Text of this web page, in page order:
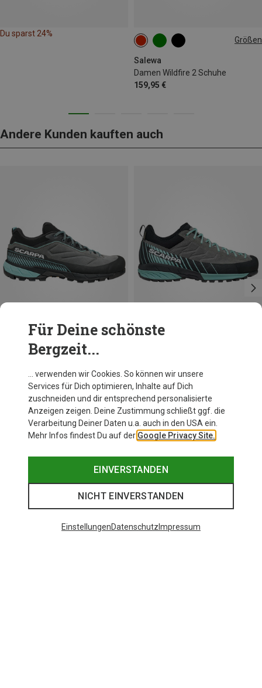
Du sparst 24%
Größen
Salewa
Damen Wildfire 2 Schuhe
159,95 €
Andere Kunden kauften auch
Damen Rapid XT Schuhe
154,95 €
Scarpa
Damen Mescalito GTX Schuhe
239,95 €
Für Deine schönste
Bergzeit...
… verwenden wir Cookies. So können wir unsere
Services für Dich optimieren, Inhalte auf Dich
zuschneiden und dir entsprechend personalisierte
Anzeigen zeigen. Deine Zustimmung schließt ggf. die
Verarbeitung Deiner Daten u.a. auch in den USA ein.
Mehr Infos findest Du auf der Google Privacy Site.
EINVERSTANDEN
NICHT EINVERSTANDEN
EinstellungenDatenschutz Impressum